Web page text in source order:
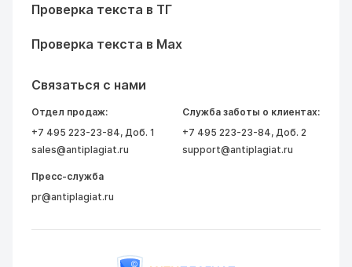
Проверка текста в ТГ
Проверка текста в Max
Связаться с нами
Отдел продаж:
+7 495 223-23-84, Доб. 1
sales@antiplagiat.ru
Служба заботы о клиентах:
+7 495 223-23-84, Доб. 2
support@antiplagiat.ru
Пресс-служба
pr@antiplagiat.ru